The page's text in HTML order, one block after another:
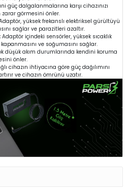
güç dalgalanmalarına karşı cihazınızı
zarar görmesini önler.
yüksek frekanslı elektriksel gürültüyü
sağlar ve parazitleri azaltır.
Adaptör içindeki sensörler, yüksek sıcaklık
ve soğumasını sağlar.
düşük akım durumlarında kendini koruma
önler.
cihazın ihtiyacına göre güç dağılımını
ve cihazın ömrünü uzatır.